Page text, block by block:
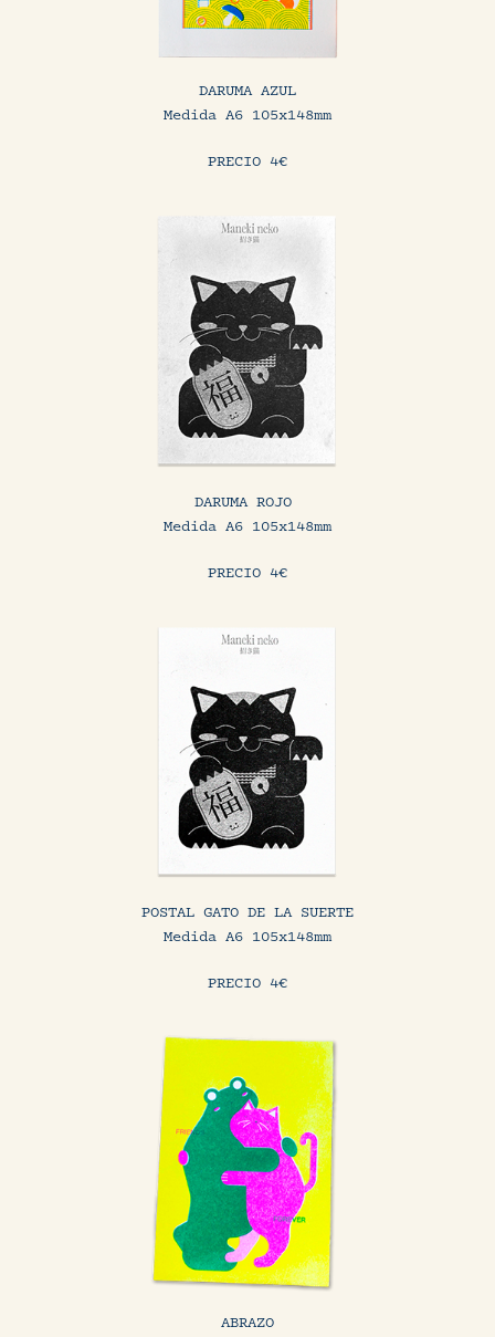
DARUMA AZUL
Medida A6 105x148mm
PRECIO 4€
DARUMA ROJO
Medida A6 105x148mm
PRECIO 4€
POSTAL GATO DE LA SUERTE
Medida A6 105x148mm
PRECIO 4€
ABRAZO